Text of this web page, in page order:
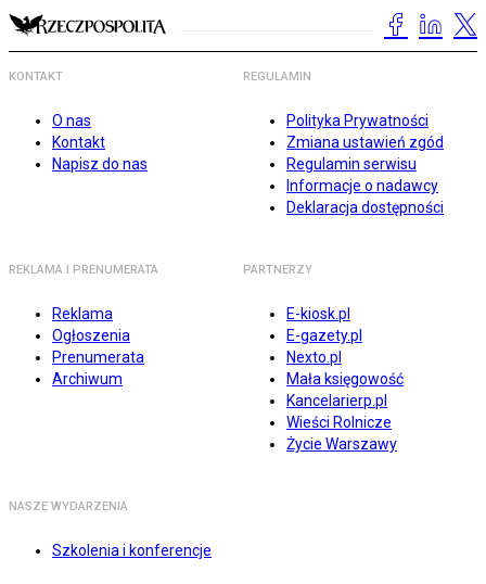
KONTAKT
O nas
Kontakt
Napisz do nas
REGULAMIN
Polityka Prywatności
Zmiana ustawień zgód
Regulamin serwisu
Informacje o nadawcy
Deklaracja dostępności
REKLAMA I PRENUMERATA
Reklama
Ogłoszenia
Prenumerata
Archiwum
PARTNERZY
E-kiosk.pl
E-gazety.pl
Nexto.pl
Mała księgowość
Kancelarierp.pl
Wieści Rolnicze
Życie Warszawy
NASZE WYDARZENIA
Szkolenia i konferencje